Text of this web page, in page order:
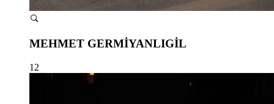
MEHMET GERMİYANLIGİL
12